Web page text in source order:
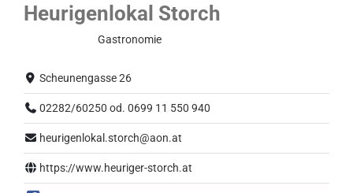
Heurigenlokal Storch
Gastronomie
Scheunengasse 26
02282/60250 od. 0699 11 550 940
heurigenlokal.storch@aon.at
https://www.heuriger-storch.at